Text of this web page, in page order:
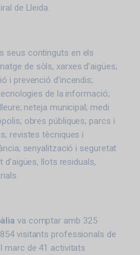
de Lleida.
seus continguts en els
de sòls, xarxes d’aigües;
i prevenció d’incendis;
de la informació;
neteja municipal; medi
obres públiques; parcs i
revistes tècniques i
senyalització i seguretat
llots residuals,
va comptar amb 325
visitants professionals de
marc de 41 activitats